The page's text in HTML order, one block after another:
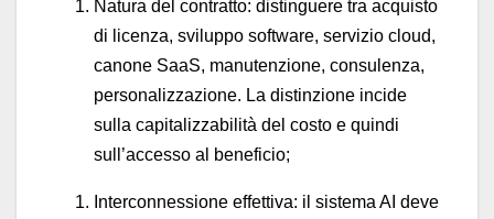
Natura del contratto: distinguere tra acquisto
di licenza, sviluppo software, servizio cloud,
canone SaaS, manutenzione, consulenza,
personalizzazione. La distinzione incide
sulla capitalizzabilità del costo e quindi
sull’accesso al beneficio;
Interconnessione effettiva: il sistema AI deve